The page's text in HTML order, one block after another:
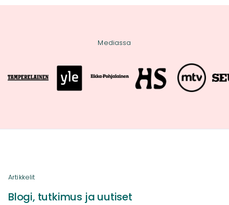
Mediassa
Artikkelit
Blogi, tutkimus ja uutiset